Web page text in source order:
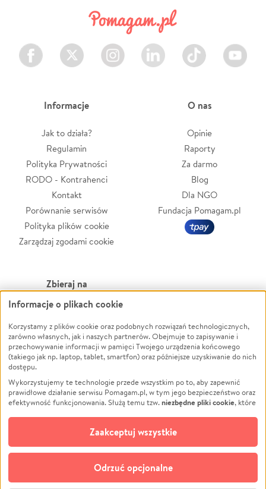
Facebook Twitter Instagram LinkedIn TikTok Youtube
Informacje
Jak to działa?
Regulamin
Polityka Prywatności
RODO - Kontrahenci
Kontakt
Porównanie serwisów
Polityka plików cookie
Zarządzaj zgodami cookie
O nas
Opinie
Raporty
Za darmo
Blog
Dla NGO
Fundacja Pomagam.pl
Zbieraj na
Leczenie
Zwierzęta
Pożar
Ukraina
Pomoc Finansowa
Projekty
Pogrzeb
Społeczność lokalna
Kultura
Powódź
Wichura
NGO
Edukacja
Podróż
Impreza
Ochrona środowiska
Biznes
Informacje o plikach cookie
Korzystamy z plików cookie oraz podobnych rozwiązań technologicznych,
zarówno własnych, jak i naszych partnerów. Obejmuje to zapisywanie i
przechowywanie informacji w pamięci Twojego urządzenia końcowego
(takiego jak np. laptop, tablet, smartfon) oraz późniejsze uzyskiwanie do nich
dostępu.
Wykorzystujemy te technologie przede wszystkim po to, aby zapewnić
prawidłowe działanie serwisu Pomagam.pl, w tym jego bezpieczeństwo oraz
efektywność funkcjonowania. Służą temu tzw.niezbędne pliki cookie, które
opcjonalnych plików cookie
technologii do celów analitycznych i retargetingowych. Możesz wyrazić
zgodę na ich stosowanie lub jej odmówić. W dowolnym momencie masz
możliwość zmiany swoich preferencji na stronie „Zarządzaj zgodami cookie”,
do której link znajdziesz w stopce serwisu Pomagam.pl. Opcjonalne pliki
cookie wykorzystywane są w następujących celach:
Odrzuć opcjonalne
Zaakceptuj wszystkie